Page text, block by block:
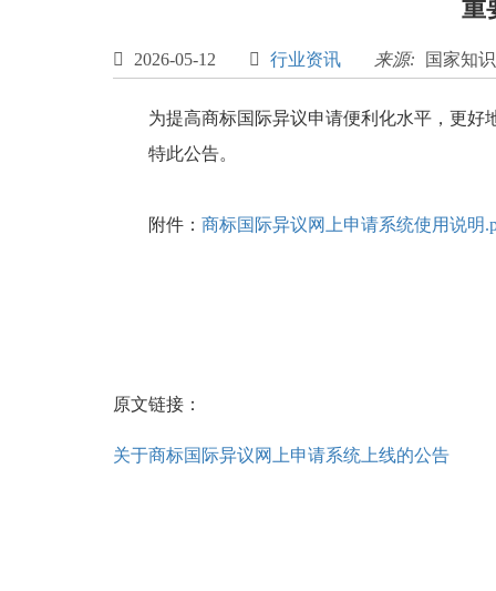
重
 2026-05-12  行业资讯 来源: 国家知
为提高商标国际异议申请便利化水平，更
特此公告。
附件： 商标国际异议网上申请系统使用说明
原文链接：
关于商标国际异议网上申请系统上线的公告